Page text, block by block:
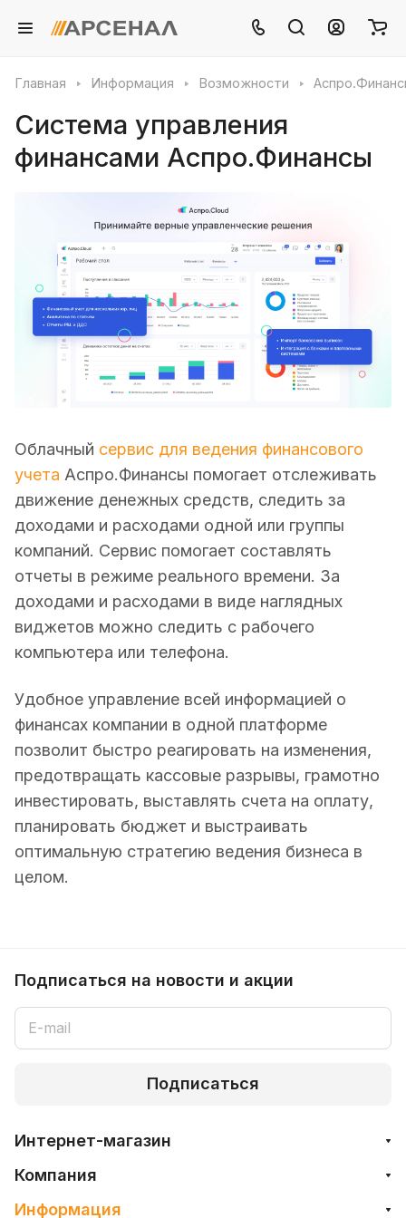
Главная Информация Возможности
Система управления
финансами Аспро.Финансы
Облачный сервис для ведения финансового
учета Аспро.Финансы помогает отслеживать
движение денежных средств, следить за
доходами и расходами одной или группы
компаний. Сервис помогает составлять
отчеты в режиме реального времени. За
доходами и расходами в виде наглядных
виджетов можно следить с рабочего
компьютера или телефона.
Удобное управление всей информацией о
финансах компании в одной платформе
позволит быстро реагировать на изменения,
предотвращать кассовые разрывы, грамотно
инвестировать, выставлять счета на оплату,
планировать бюджет и выстраивать
оптимальную стратегию ведения бизнеса в
целом.
Подписаться на новости и акции
Подписаться
Интернет-магазин
Компания
Информация